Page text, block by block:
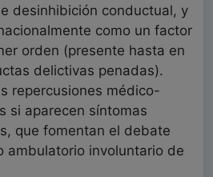
desinhibición conductual, y
como un factor
orden (presente hasta en
delictivas penadas).
repercusiones médico-
si aparecen síntomas
que fomentan el debate
ambulatorio involuntario de